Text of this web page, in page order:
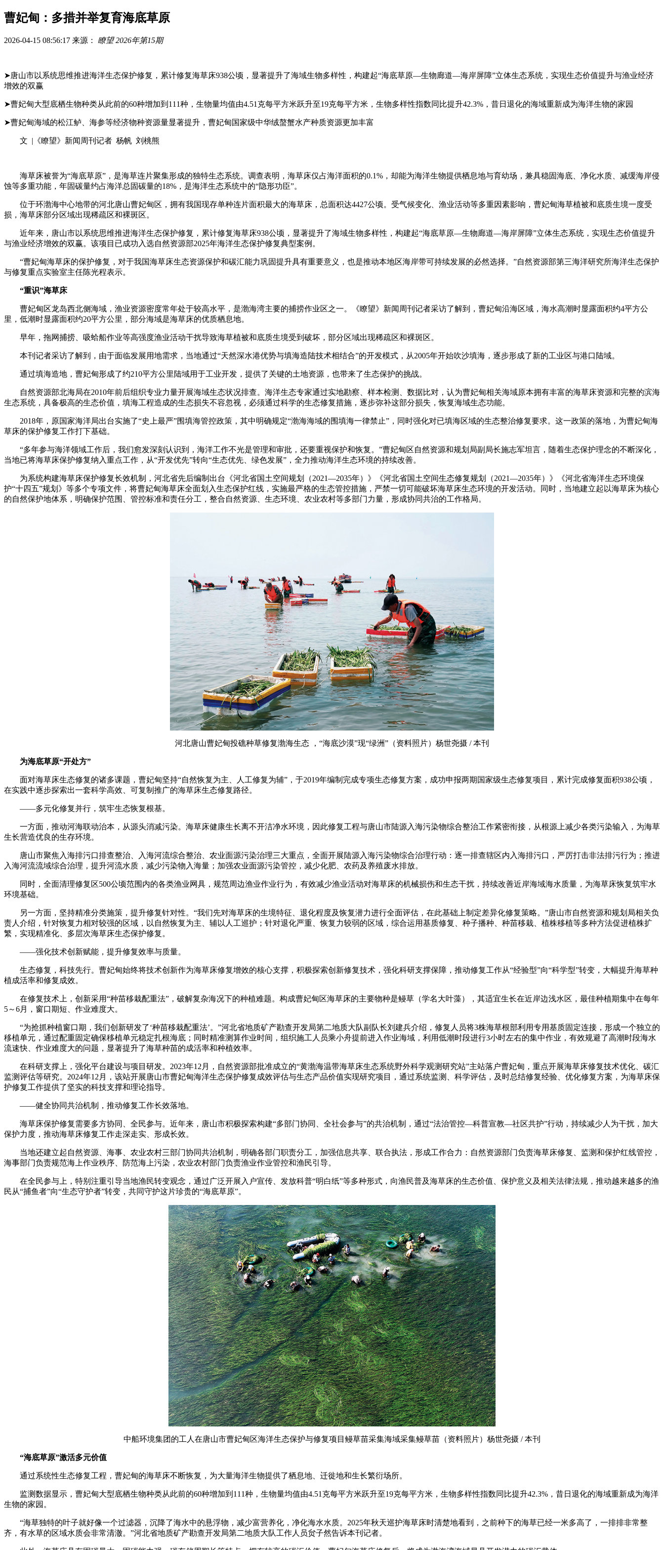
曹妃甸：多措并举复育海底草原
2026-04-15 08:56:17 来源： 瞭望 2026年第15期
➤唐山市以系统思维推进海洋生态保护修复，累计修复海草床938公顷，显著提升了海域生物多样性，构建起“海底草原—生物廊道—海岸屏障”立体生态系统，实现生态价值提升与渔业经济
增效的双赢
➤曹妃甸大型底栖生物种类从此前的60种增加到111种，生物量均值由4.51克每平方米跃升至19克每平方米，生物多样性指数同比提升42.3%，昔日退化的海域重新成为海洋生物的家园
➤曹妃甸海域的松江鲈、海参等经济物种资源量显著提升，曹妃甸国家级中华绒螯蟹水产种质资源更加丰富
文 |《瞭望》新闻周刊记者 杨帆 刘桃熊
海草床被誉为“海底草原”，是海草连片聚集形成的独特生态系统。调查表明，海草床仅占海洋面积的0.1%，却能为海洋生物提供栖息地与育幼场，兼具稳固海底、净化水质、减缓海岸侵
蚀等多重功能，年固碳量约占海洋总固碳量的18%，是海洋生态系统中的“隐形功臣”。
位于环渤海中心地带的河北唐山曹妃甸区，拥有我国现存单种连片面积最大的海草床，总面积达4427公顷。受气候变化、渔业活动等多重因素影响，曹妃甸海草植被和底质生境一度受
损，海草床部分区域出现稀疏区和裸斑区。
近年来，唐山市以系统思维推进海洋生态保护修复，累计修复海草床938公顷，显著提升了海域生物多样性，构建起“海底草原—生物廊道—海岸屏障”立体生态系统，实现生态价值提升
与渔业经济增效的双赢。该项目已成功入选自然资源部2025年海洋生态保护修复典型案例。
“曹妃甸海草床的保护修复，对于我国海草床生态资源保护和碳汇能力巩固提升具有重要意义，也是推动本地区海岸带可持续发展的必然选择。”自然资源部第三海洋研究所海洋生态保护
与修复重点实验室主任陈光程表示。
“重识”海草床
曹妃甸区龙岛西北侧海域，渔业资源密度常年处于较高水平，是渤海湾主要的捕捞作业区之一。《瞭望》新闻周刊记者采访了解到，曹妃甸沿海区域，海水高潮时显露面积约4平方公
里，低潮时显露面积约20平方公里，部分海域是海草床的优质栖息地。
早年，拖网捕捞、吸蛤船作业等高强度渔业活动干扰导致海草植被和底质生境受到破坏，部分区域出现稀疏区和裸斑区。
本刊记者采访了解到，由于面临发展用地需求，当地通过“天然深水港优势与填海造陆技术相结合”的开发模式，从2005年开始吹沙填海，逐步形成了新的工业区与港口陆域。
通过填海造地，曹妃甸形成了约210平方公里陆域用于工业开发，提供了关键的土地资源，也带来了生态保护的挑战。
自然资源部北海局在2010年前后组织专业力量开展海域生态状况排查。海洋生态专家通过实地勘察、样本检测、数据比对，认为曹妃甸相关海域原本拥有丰富的海草床资源和完整的滨海
生态系统，具备极高的生态价值，填海工程造成的生态损失不容忽视，必须通过科学的生态修复措施，逐步弥补这部分损失，恢复海域生态功能。
2018年，原国家海洋局出台实施了“史上最严”围填海管控政策，其中明确规定“渤海海域的围填海一律禁止”，同时强化对已填海区域的生态整治修复要求。这一政策的落地，为曹妃甸海
草床的保护修复工作打下基础。
“多年参与海洋领域工作后，我们愈发深刻认识到，海洋工作不光是管理和审批，还要重视保护和恢复。”曹妃甸区自然资源和规划局副局长施志军坦言，随着生态保护理念的不断深化，
当地已将海草床保护修复纳入重点工作，从“开发优先”转向“生态优先、绿色发展”，全力推动海洋生态环境的持续改善。
为系统构建海草床保护修复长效机制，河北省先后编制出台《河北省国土空间规划（2021—2035年）》《河北省国土空间生态修复规划（2021—2035年）》《河北省海洋生态环境保
护“十四五”规划》等多个专项文件，将曹妃甸海草床全面划入生态保护红线，实施最严格的生态管控措施，严禁一切可能破坏海草床生态环境的开发活动。同时，当地建立起以海草床为核心
的自然保护地体系，明确保护范围、管控标准和责任分工，整合自然资源、生态环境、农业农村等多部门力量，形成协同共治的工作格局。
河北唐山曹妃甸投礁种草修复渤海生态 ，“海底沙漠”现“绿洲”（资料照片）杨世尧摄 / 本刊
为海底草原“开处方”
面对海草床生态修复的诸多课题，曹妃甸坚持“自然恢复为主、人工修复为辅”，于2019年编制完成专项生态修复方案，成功申报两期国家级生态修复项目，累计完成修复面积938公顷，
在实践中逐步探索出一套科学高效、可复制推广的海草床生态修复路径。
——多元化修复并行，筑牢生态恢复根基。​
一方面，推动河海联动治本，从源头消减污染。海草床健康生长离不开洁净水环境，因此修复工程与唐山市陆源入海污染物综合整治工作紧密衔接，从根源上减少各类污染输入，为海草
生长营造优良的生存环境。
唐山市聚焦入海排污口排查整治、入海河流综合整治、农业面源污染治理三大重点，全面开展陆源入海污染物综合治理行动：逐一排查辖区内入海排污口，严厉打击非法排污行为；推进
入海河流流域综合治理，提升河流水质，减少污染物入海量；加强农业面源污染管控，减少化肥、农药及养殖废水排放。
同时，全面清理修复区500公顷范围内的各类渔业网具，规范周边渔业作业行为，有效减少渔业活动对海草床的机械损伤和生态干扰，持续改善近岸海域海水质量，为海草床恢复筑牢水
环境基础。​
另一方面，坚持精准分类施策，提升修复针对性。“我们先对海草床的生境特征、退化程度及恢复潜力进行全面评估，在此基础上制定差异化修复策略。”唐山市自然资源和规划局相关负
责人介绍，针对恢复力相对较强的区域，以自然恢复为主、辅以人工巡护；针对退化严重、恢复力较弱的区域，综合运用基质修复、种子播种、种苗移栽、植株移植等多种方法促进植株扩
繁，实现精准化、多层次海草床生态保护修复。
——强化技术创新赋能，提升修复效率与质量。​
生态修复，科技先行。曹妃甸始终将技术创新作为海草床修复增效的核心支撑，积极探索创新修复技术，强化科研支撑保障，推动修复工作从“经验型”向“科学型”转变，大幅提升海草种
植成活率和修复成效。​
在修复技术上，创新采用“种苗移栽配重法”，破解复杂海况下的种植难题。构成曹妃甸区海草床的主要物种是鳗草（学名大叶藻），其适宜生长在近岸边浅水区，最佳种植期集中在每年
5～6月，窗口期短、作业难度大。
“为抢抓种植窗口期，我们创新研发了‘种苗移栽配重法’。”河北省地质矿产勘查开发局第二地质大队副队长刘建兵介绍，修复人员将3株海草根部利用专用基质固定连接，形成一个独立的
移植单元，通过配重固定确保移植单元稳定扎根海底；同时精准测算作业时间，组织施工人员乘小舟提前进入作业海域，利用低潮时段进行3小时左右的集中作业，有效规避了高潮时段海水
流速快、作业难度大的问题，显著提升了海草种苗的成活率和种植效率。​
在科研支撑上，强化平台建设与项目研发。2023年12月，自然资源部批准成立的“黄渤海温带海草床生态系统野外科学观测研究站”主站落户曹妃甸，重点开展海草床修复技术优化、碳汇
监测评估等研究。2024年12月，该站开展唐山市曹妃甸海洋生态保护修复成效评估与生态产品价值实现研究项目，通过系统监测、科学评估，及时总结修复经验、优化修复方案，为海草床保
护修复工作提供了坚实的科技支撑和理论指导。​
——健全协同共治机制，推动修复工作长效落地。​
海草床保护修复需要多方协同、全民参与。近年来，唐山市积极探索构建“多部门协同、全社会参与”的共治机制，通过“法治管控—科普宣教—社区共护”行动，持续减少人为干扰，加大
保护力度，推动海草床修复工作走深走实、形成长效。
当地还建立起自然资源、海事、农业农村三部门协同共治机制，明确各部门职责分工，加强信息共享、联合执法，形成工作合力：自然资源部门负责海草床修复、监测和保护红线管控，
海事部门负责规范海上作业秩序、防范海上污染，农业农村部门负责渔业作业管控和渔民引导。
在全民参与上，特别注重引导当地渔民转变观念，通过广泛开展入户宣传、发放科普“明白纸”等多种形式，向渔民普及海草床的生态价值、保护意义及相关法律法规，推动越来越多的渔
民从“捕鱼者”向“生态守护者”转变，共同守护这片珍贵的“海底草原”。
中船环境集团的工人在唐山市曹妃甸区海洋生态保护与修复项目鳗草苗采集海域采集鳗草苗（资料照片）杨世尧摄 / 本刊
“海底草原”激活多元价值
通过系统性生态修复工程，曹妃甸的海草床不断恢复，为大量海洋生物提供了栖息地、迁徙地和生长繁衍场所。
监测数据显示，曹妃甸大型底栖生物种类从此前的60种增加到111种，生物量均值由4.51克每平方米跃升至19克每平方米，生物多样性指数同比提升42.3%，昔日退化的海域重新成为海洋
生物的家园。
“海草独特的叶子就好像一个过滤器，沉降了海水中的悬浮物，减少富营养化，净化海水水质。2025年秋天巡护海草床时清楚地看到，之前种下的海草已经一米多高了，一排排非常整
齐，有水草的区域水质会非常清澈。”河北省地质矿产勘查开发局第二地质大队工作人员贠子然告诉本刊记者。